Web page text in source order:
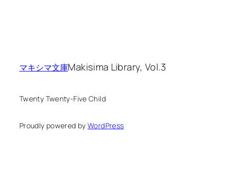
マキシマ文庫Makisima Library, Vol.3
Twenty Twenty-Five Child
Proudly powered byWordPress